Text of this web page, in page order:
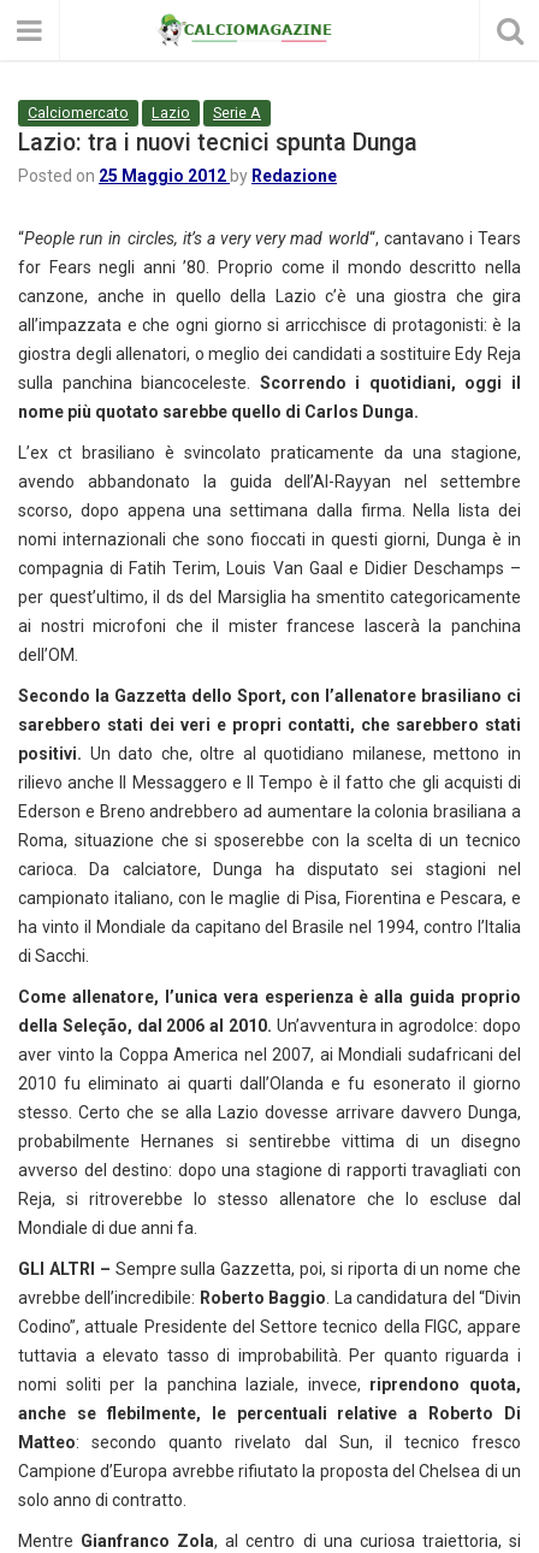
Calciomercato Lazio Serie A
Lazio: tra i nuovi tecnici spunta Dunga
Posted on 25 Maggio 2012 by Redazione
“People run in circles, it’s a very very mad world“, cantavano i Tears
for Fears negli anni ’80. Proprio come il mondo descritto nella
canzone, anche in quello della Lazio c’è una giostra che gira
all’impazzata e che ogni giorno si arricchisce di protagonisti: è la
giostra degli allenatori, o meglio dei candidati a sostituire Edy Reja
sulla panchina biancoceleste. Scorrendo i quotidiani, oggi il
nome più quotato sarebbe quello di Carlos Dunga.
L’ex ct brasiliano è svincolato praticamente da una stagione,
avendo abbandonato la guida dell’Al-Rayyan nel settembre
scorso, dopo appena una settimana dalla firma. Nella lista dei
nomi internazionali che sono fioccati in questi giorni, Dunga è in
compagnia di Fatih Terim, Louis Van Gaal e Didier Deschamps –
per quest’ultimo, il ds del Marsiglia ha smentito categoricamente
ai nostri microfoni che il mister francese lascerà la panchina
dell’OM.
Secondo la Gazzetta dello Sport, con l’allenatore brasiliano ci
sarebbero stati dei veri e propri contatti, che sarebbero stati
positivi. Un dato che, oltre al quotidiano milanese, mettono in
rilievo anche Il Messaggero e Il Tempo è il fatto che gli acquisti di
Ederson e Breno andrebbero ad aumentare la colonia brasiliana a
Roma, situazione che si sposerebbe con la scelta di un tecnico
carioca. Da calciatore, Dunga ha disputato sei stagioni nel
campionato italiano, con le maglie di Pisa, Fiorentina e Pescara, e
ha vinto il Mondiale da capitano del Brasile nel 1994, contro l’Italia
di Sacchi.
Come allenatore, l’unica vera esperienza è alla guida proprio
della Seleção, dal 2006 al 2010. Un’avventura in agrodolce: dopo
aver vinto la Coppa America nel 2007, ai Mondiali sudafricani del
2010 fu eliminato ai quarti dall’Olanda e fu esonerato il giorno
stesso. Certo che se alla Lazio dovesse arrivare davvero Dunga,
probabilmente Hernanes si sentirebbe vittima di un disegno
avverso del destino: dopo una stagione di rapporti travagliati con
Reja, si ritroverebbe lo stesso allenatore che lo escluse dal
Mondiale di due anni fa.
GLI ALTRI – Sempre sulla Gazzetta, poi, si riporta di un nome che
avrebbe dell’incredibile: Roberto Baggio . La candidatura del “Divin
Codino”, attuale Presidente del Settore tecnico della FIGC, appare
tuttavia a elevato tasso di improbabilità. Per quanto riguarda i
nomi soliti per la panchina laziale, invece, riprendono quota,
anche se flebilmente, le percentuali relative a Roberto Di
Matteo: secondo quanto rivelato dal Sun, il tecnico fresco
Campione d’Europa avrebbe rifiutato la proposta del Chelsea di un
solo anno di contratto.
Mentre Gianfranco Zola, al centro di una curiosa traiettoria, si